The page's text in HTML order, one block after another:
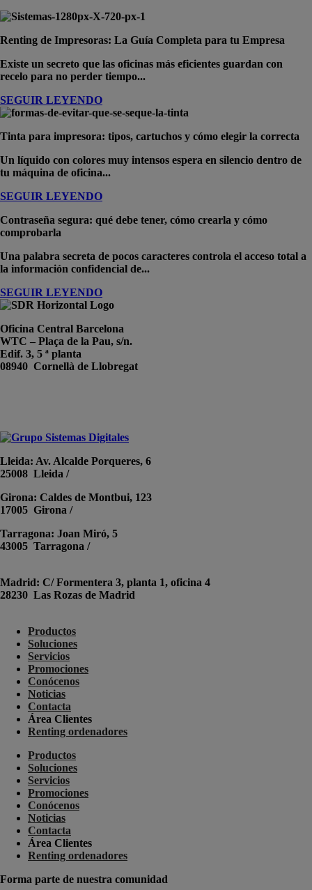
Renting de Impresoras: La Guía Completa para tu Empresa
Existe un secreto que las oficinas más eficientes guardan con
recelo para no perder tiempo...
SEGUIR LEYENDO
Tinta para impresora: tipos, cartuchos y cómo elegir la correcta
Un líquido con colores muy intensos espera en silencio dentro de
tu máquina de oficina...
SEGUIR LEYENDO
Contraseña segura: qué debe tener, cómo crearla y cómo
comprobarla
Una palabra secreta de pocos caracteres controla el acceso total a
la información confidencial de...
SEGUIR LEYENDO
Oficina Central Barcelona
WTC – Plaça de la Pau, s/n.
Edif. 3, 5 ª planta
08940 Cornellà de Llobregat
Lleida: Av. Alcalde Porqueres, 6
25008 Lleida /
Girona: Caldes de Montbui, 123
17005 Girona /
Tarragona: Joan Miró, 5
43005 Tarragona /
Madrid: C/ Formentera 3, planta 1, oficina 4
28230 Las Rozas de Madrid
Productos
Soluciones
Servicios
Promociones
Conócenos
Noticias
Contacta
Área Clientes
Renting ordenadores
Productos
Soluciones
Servicios
Promociones
Conócenos
Noticias
Contacta
Área Clientes
Renting ordenadores
Forma parte de nuestra comunidad